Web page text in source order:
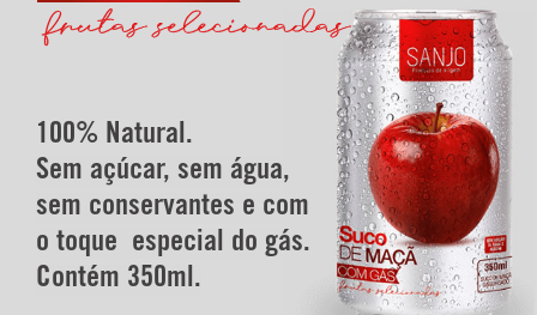
100% Natural.
Sem açúcar, sem água,
sem conservantes e com
o toque especial do gás.
Contém 350ml.